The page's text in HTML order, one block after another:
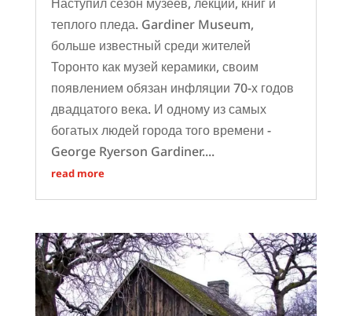
теплого пледа. Gardiner Museum,
больше известный среди жителей
Торонто как музей керамики, своим
появлением обязан инфляции 70-х годов
двадцатого века. И одному из самых
богатых людей города того времени -
George Ryerson Gardiner....
read more